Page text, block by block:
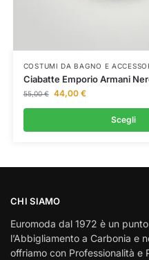
COSTUMI DA BAGNO E
Ciabatte Emporio Armani
55,00€ 44,00 €
Scegli
CHI SIAMO
Euromoda dal 1972 è un
l’Abbigliamento a Carbonia e
offriamo con Professionalità e